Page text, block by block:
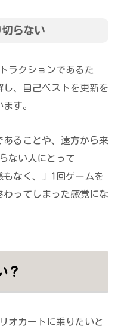
らない
ラクションであるた
、自己ベストを更新を
す。
ることや、遠方から来
ない人にとって
なく、」1回ゲームを
ってしまった感覚にな
？
オカートに乗りたいと